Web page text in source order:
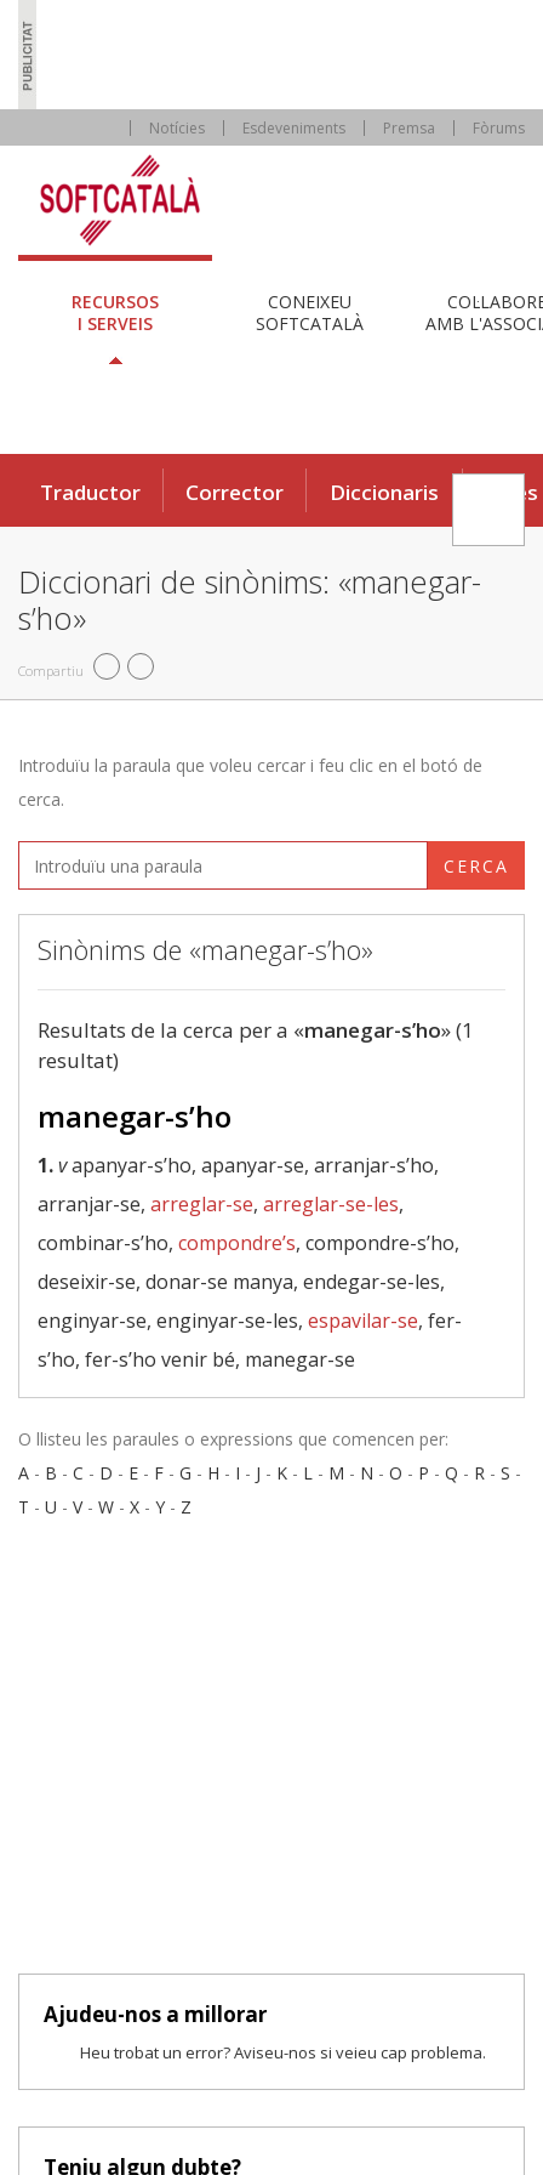
Notícies Esdeveniments Premsa Fòrums
RECURSOS
I SERVEIS
CONEIXEU
SOFTCATALÀ
AMB
Traductor Corrector Diccionaris Eines
Diccionari de sinònims: «manegar-
s’ho»
Compartiu
Introduïu la paraula que voleu cercar i feu clic en el botó de
cerca.
CERCA
Sinònims de «manegar-s’ho»
Resultats de la cerca per a «manegar-s’ho» (1
resultat)
manegar-s’ho
1.vapanyar-s’ho, apanyar-se, arranjar-s’ho,
arranjar-se, arreglar-se, arreglar-se-les,
combinar-s’ho, compondre’s, compondre-s’ho,
deseixir-se, donar-se manya, endegar-se-les,
enginyar-se, enginyar-se-les, espavilar-se, fer-
s’ho, fer-s’ho venir bé, manegar-se
O llisteu les paraules o expressions que comencen per:
A - B - C - D - E - F - G - H - I - J - K - L - M - N - O - P - Q - R - S -
T - U - V- W - X - Y - Z
Ajudeu-nos a millorar
Heu trobat un error? Aviseu-nos si veieu cap problema.
Teniu algun dubte?